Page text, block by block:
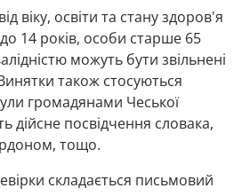
віку, освіти та стану здоров'я
14 років, особи старше 65
можуть бути звільнені
також стосуються
громадянами Чеської
дійсне посвідчення словака,
тощо.
складається письмовий